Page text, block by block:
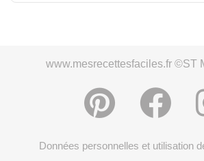
www.mesrecettesfaciles.fr ©ST
Données personnelles et utilisation